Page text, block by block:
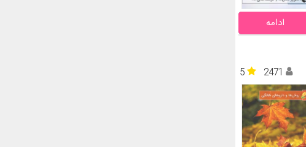
ادامه
5
2471